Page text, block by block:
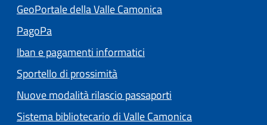
GeoPortale della Valle Camonica
PagoPa
Iban e pagamenti informatici
Sportello di prossimità
Nuove modalità rilascio passaporti
Sistema bibliotecario di Valle Camonica